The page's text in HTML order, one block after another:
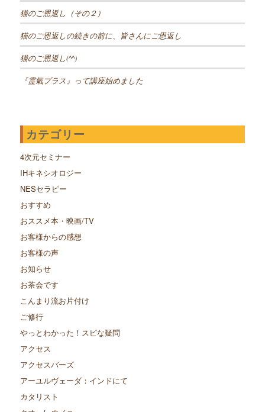
猫のご恩返し（その２）
猫のご恩返しの続きの前に、皆さんにご恩返し
猫のご恩返し(^^)
『霊氣プラス』って講座始めました
カテゴリー
4次元セミナー
IHキネシオロジー
NESセラピー
おすすめ
おススメ本・映画/TV
お客様からの感想
お客様の声
お知らせ
お茶会です
こんまり流お片付け
ご修行
やっとわかった！スピな疑問
アクセス
アクセスバーズ
アーユルヴェーダ：インドにて
カタリスト